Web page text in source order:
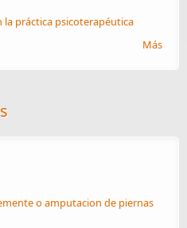
la práctica psicoterapéutica
Más
o amputacion de piernas